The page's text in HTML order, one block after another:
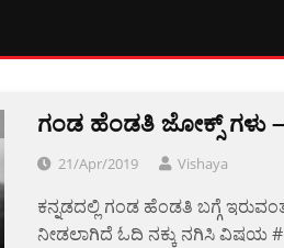
ಗಂಡ ಹೆಂಡತಿ ಜೋಕ್ಸ್ ಗಳು
21/Apr/2019 Vishaya
ಕನ್ನಡದಲ್ಲಿ ಗಂಡ ಹೆಂಡತಿ ಬಗ್ಗೆ
ನೀಡಲಾಗಿದೆ ಓದಿ ನಕ್ಕು ನಗಿಸಿ ವಿಷಯ